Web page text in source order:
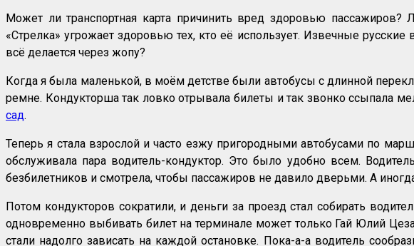
Может ли транспортная карта причинить вред здоровью
«Стрелка» угрожает здоровью тех, кто её использует. Извечные
всё делается через жопу?
Когда я была маленькой, в моём детстве были автобусы с длинной
ремне. Кондукторша так ловко отрывала билеты и так звонко ссыпала
сад.
Теперь я стала взрослой и часто езжу пригородными автобусами по
обслуживала пара водитель-кондуктор. Это было удобно всем.
безбилетников и смотрела, чтобы пассажиров не давило дверьми. А
Потом кондукторов сократили, и деньги за проезд стал собирать
одновременно выбивать билет на терминале может только Гай Юлий
стали надолго зависать на каждой остановке. Пока-а-а водитель